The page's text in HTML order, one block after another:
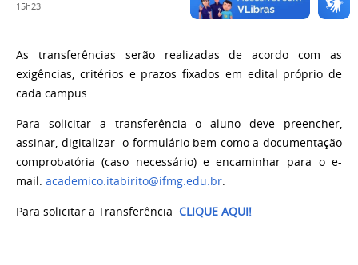
15h23
As transferências serão realizadas de acordo com as
exigências, critérios e prazos fixados em edital próprio de
cada campus.
Para solicitar a transferência
o aluno deve preencher,
assinar, digitalizar o formulário bem como a documentação
comprobatória (caso necessário) e encaminhar para o e-
mail: academico.itabirito@ifmg.edu.br.
Para solicitar a Transferência CLIQUE AQUI!